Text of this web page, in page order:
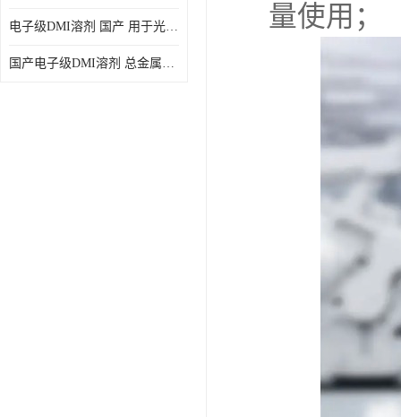
电子级DMI溶剂 国产 用于光刻胶
国产电子级DMI溶剂 总金属小于20ppb 用于半导体清洗
量使用；